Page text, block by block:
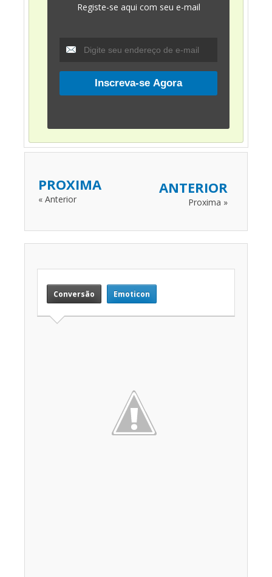
Registe-se aqui com seu e-mail
PROXIMA
« Anterior
ANTERIOR
Proxima »
Conversão Emoticon